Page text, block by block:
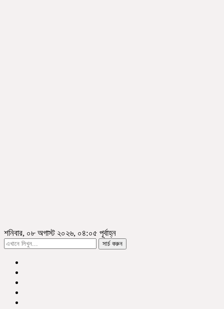
শনিবার, ০৮ অগাস্ট ২০২৬, ০৪:০৫ পূর্বাহ্ন
সার্চ করুন